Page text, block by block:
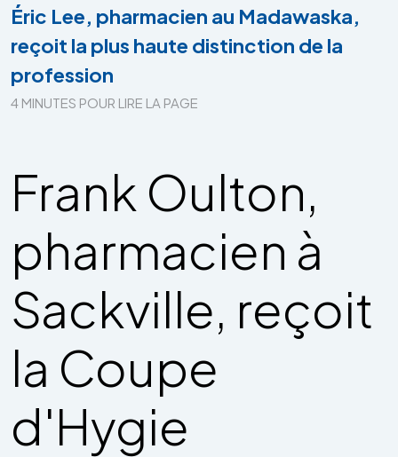
Éric Lee, pharmacien au Madawaska,
reçoit la plus haute distinction de la
profession
4 MINUTES POUR LIRE LA PAGE
Frank Oulton,
pharmacien à
Sackville, reçoit
la Coupe
d'Hygie